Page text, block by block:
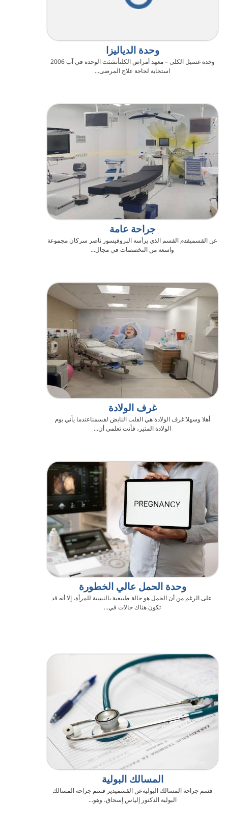
وحدة الدياليزا
وحدة غسيل الكلى – معهد أمراض الكلىأنشئت الوحدة في آب 2006
استجابة لحاجة علاج المرضى...
جراحة عامة
عن القسميقدم القسم الذي يرأسه البروفيسور ناصر سركان مجموعة
واسعة من التخصصات في مجال...
غرف الولادة
أهلا وسهلا!غرف الولادة هي القلب النابض لقسمناعندما يأتي يوم
الولادة المثير، فأنت تعلمي أن...
وحدة الحمل عالي الخطورة
على الرغم من أن الحمل هو حالة طبيعية بالنسبة للمرأة، إلا أنه قد
تكون هناك حالات في...
المسالك البولية
قسم جراحة المسالك البوليةعن القسميدير قسم جراحة المسالك
البولية الدكتور إلياس إسحاق، وهو...